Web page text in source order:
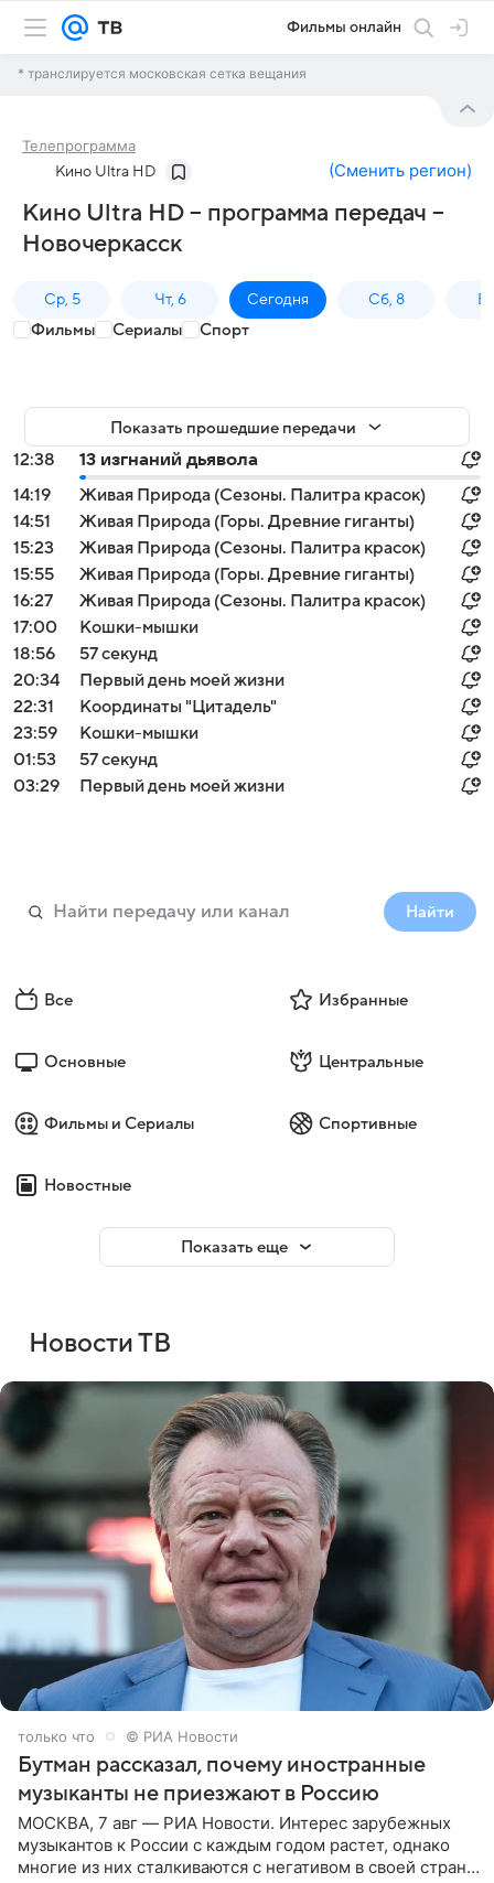
Фильмы онлайн
* транслируется московская сетка вещания
Телепрограмма
Кино Ultra HD (Сменить регион)
Кино Ultra HD – программа передач –
Новочеркасск
Ср, 5 Чт, 6 Сегодня Сб, 8
Фильмы Сериалы Спорт
Показать прошедшие передачи
12:38
13 изгнаний дьявола
14:19
Живая Природа (Сезоны. Палитра красок)
14:51
Живая Природа (Горы. Древние гиганты)
15:23
Живая Природа (Сезоны. Палитра красок)
15:55
Живая Природа (Горы. Древние гиганты)
16:27
Живая Природа (Сезоны. Палитра красок)
17:00
Кошки-мышки
18:56
57 секунд
20:34
Первый день моей жизни
22:31
Координаты "Цитадель"
23:59
Кошки-мышки
01:53
57 секунд
03:29
Первый день моей жизни
Найти
Все Избранные
Основные Центральные
Фильмы и Сериалы Спортивные
Новостные
Показать еще
Новости ТВ
только что © РИА Новости
Бутман рассказал, почему иностранные
музыканты не приезжают в Россию
МОСКВА, 7 авг — РИА Новости. Интерес зарубежных
музыкантов к России с каждым годом растет, однако
многие из них сталкиваются с негативом в своей стране